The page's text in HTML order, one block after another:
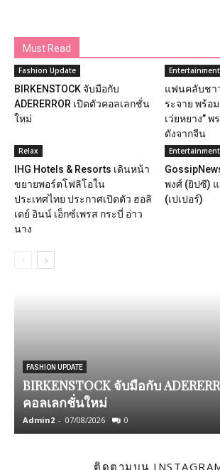
Must Read
Fashion Update
BIRKENSTOCK จับมือกับ
ADERERROR เปิดตัวคอลเลกชั่น
ใหม่
Entertainment
แฟนคลับชา
ระจาย พร้อ
เว่ยหยาง”
ดังจากจีน
Relax
IHG Hotels & Resorts เดินหน้า
ขยายพอร์ตโฟลิโอใน
ประเทศไทย ประกาศเปิดตัว ฮอลิ
เดย์ อินน์ เอ็กซ์เพรส กระบี่ อ่าว
นาง
Entertainment
พงศ์ (ยิปซี)
(เปเปอร์)
FASHION UPDATE
BIRKENSTOCK จับมือกับ
คอลเลกชั่นใหม่
Admin2 - 07/08/2026 0
ติดตามบน